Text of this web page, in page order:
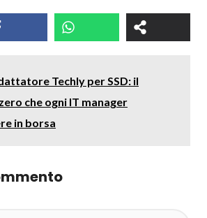
Techly per SSD: il
che ogni IT manager
in borsa